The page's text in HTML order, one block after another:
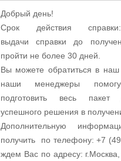
Добрый день!
Срок
действия справки
выдачисправки до
пройти не более 30 дней.
Вы можете обратиться в
наши менеджеры
подготовить весь пакет
успешного решения в
Дополнительную
получить по телефону: +7
ждем Вас по адресу: